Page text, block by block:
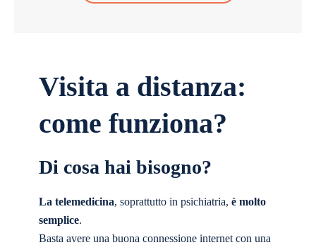
Visita a distanza:
come funziona?
Di cosa hai bisogno?
La telemedicina, soprattutto in psichiatria, è molto
semplice.
Basta avere una buona connessione internet con una